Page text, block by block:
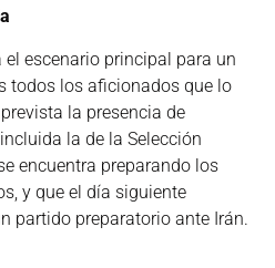
escenario principal para un
todos los aficionados que lo
la presencia de
la de la Selección
encuentra preparando los
y que el día siguiente
partido preparatorio ante Irán.